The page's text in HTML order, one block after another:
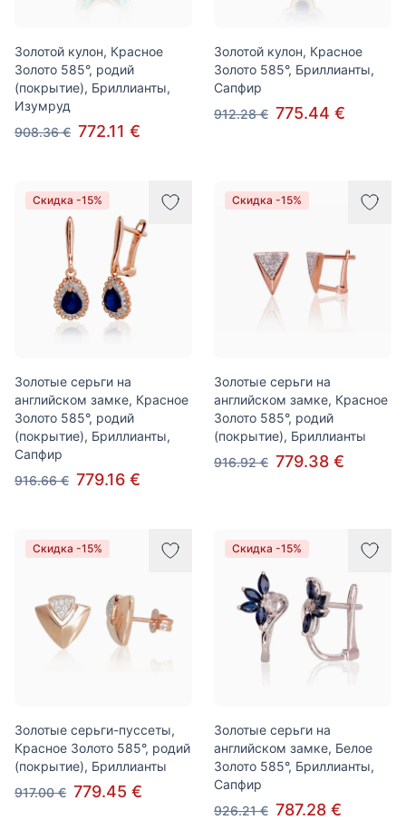
Золотой кулон, Красное
Золото 585°, родий
(покрытие), Бриллианты,
Изумруд
908.36 € 772.11 €
Золотой кулон, Красное
Золото 585°, Бриллианты,
Сапфир
912.28 € 775.44 €
Скидка -15%
Золотые серьги на
английском замке, Красное
Золото 585°, родий
(покрытие), Бриллианты,
Сапфир
916.66 € 779.16 €
Скидка -15%
Золотые серьги на
английском замке, Красное
Золото 585°, родий
(покрытие), Бриллианты
916.92 € 779.38 €
Скидка -15%
Золотые серьги-пуссеты,
Красное Золото 585°, родий
(покрытие), Бриллианты
917.00 € 779.45 €
Скидка -15%
Золотые серьги на
английском замке, Белое
Золото 585°, Бриллианты,
Сапфир
926.21 € 787.28 €